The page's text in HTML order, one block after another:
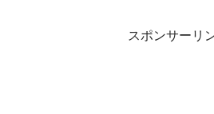
スポンサーリ